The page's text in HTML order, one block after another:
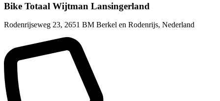
Bike Totaal Wijtman Lansingerland
Rodenrijseweg 23, 2651 BM Berkel en Rodenrijs, Nederland